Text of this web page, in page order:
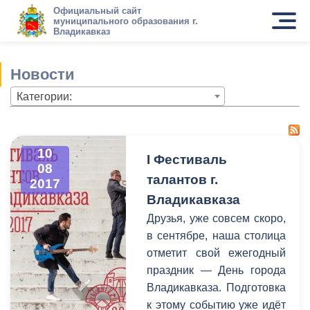
Официальный сайт
муниципального образования г.
Владикавказ
Новости
Категории:
10
08
2017
I Фестиваль
талантов г.
Владикавказа
Друзья, уже совсем скоро,
в сентябре, наша столица
отметит свой ежегодный
праздник — День города
Владикавказа. Подготовка
к этому событию уже идёт